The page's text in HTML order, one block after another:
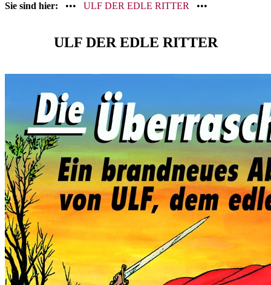
Sie sind hier: ••• ULF DER EDLE RITTER •••
ULF DER EDLE RITTER